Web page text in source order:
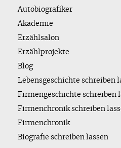
Autobiografiker
Akademie
Erzählsalon
Erzählprojekte
Blog
Lebensgeschichte schreiben
Firmengeschichte schreiben
Firmenchronik schreiben
Firmenchronik
Biografie schreiben lassen